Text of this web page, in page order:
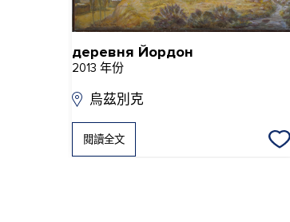
деревня Йордон
2013 年份
烏茲別克
閱讀全文